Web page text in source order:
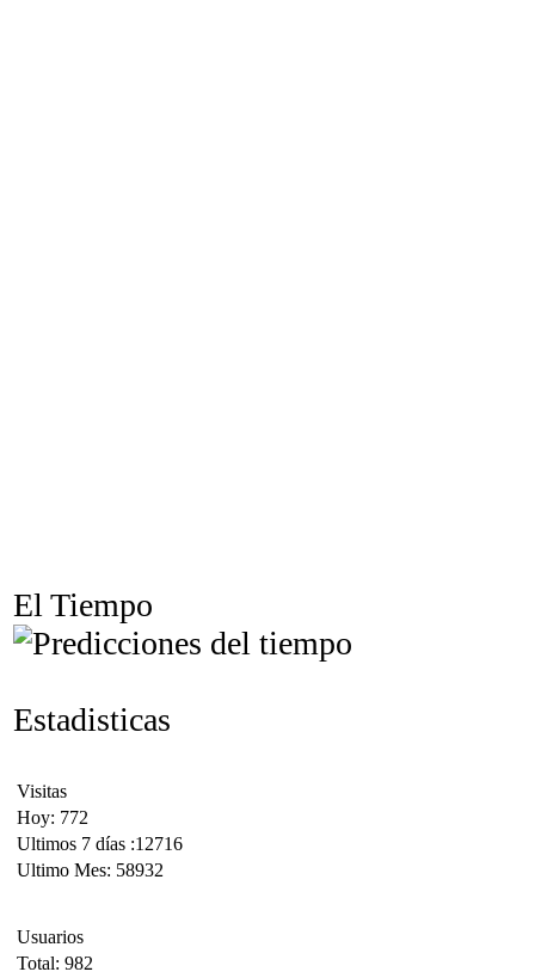
El Tiempo
Estadisticas
Visitas
Hoy: 772
Ultimos 7 días :12716
Ultimo Mes: 58932
Usuarios
Total: 982